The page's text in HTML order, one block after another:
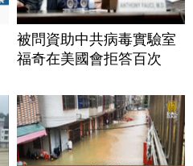
被問資助中共病毒實驗室
福奇在美國會拒答百次